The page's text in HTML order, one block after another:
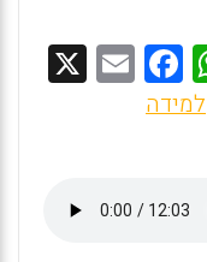
W
h
A
F
a
o
E
m
למידה